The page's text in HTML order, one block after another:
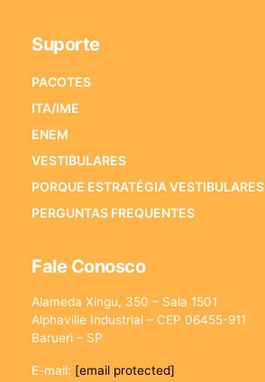
Suporte
PACOTES
ITA/IME
ENEM
VESTIBULARES
PORQUE ESTRATÉGIA VESTIBULARES
PERGUNTAS FREQUENTES
Fale Conosco
Alameda Xingu, 350 – Sala 1501
Alphaville Industrial – CEP 06455-911
Barueri – SP
E-mail: [email protected]